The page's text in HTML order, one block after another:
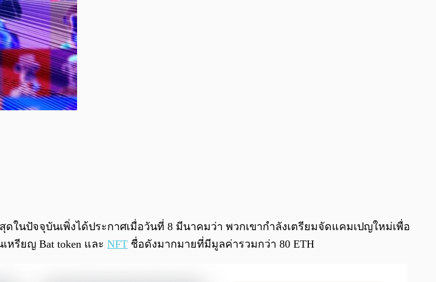
0:00 /0:00
ในปัจจุบันเพิ่งได้ประกาศเมื่อวันที่ 8 มีนาคมว่า พวกเขากำลังเตรียมจัดแคมเปญใหม่เพื่อ
หรียญ Bat token และ NFT ชื่อดังมากมายที่มีมูลค่ารวมกว่า 80 ETH